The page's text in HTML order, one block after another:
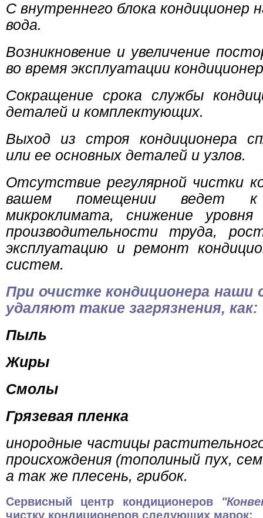
С внутреннего блока кондиционер
вода.
Возникновение и увеличение
во время эксплуатации
Сокращение срока службы
деталей и комплектующих.
Выход из строя кондиционера
или ее основных деталей и узлов.
Отсутствие регулярной чистки
вашем помещении ведет к
микроклимата, снижение
производительности труда,
эксплуатацию и ремонт
систем.
При очистке кондиционера наши
удаляют такие загрязнения, как:
Пыль
Жиры
Смолы
Грязевая пленка
инородные частицы
происхождения (тополиный пух,
а так же плесень, грибок.
Сервисный центр кондиционеров
чистку кондиционеров следующих марок: